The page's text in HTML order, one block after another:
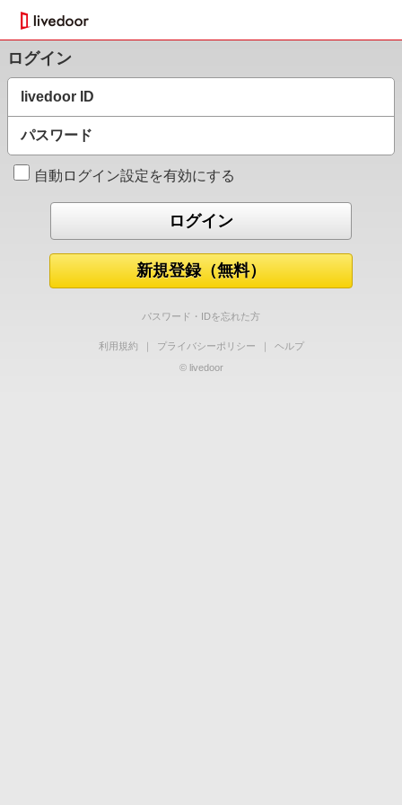
ログイン
livedoor ID
パスワード
自動ログイン設定を有効にする
新規登録（無料）
パスワード・IDを忘れた方
利用規約 ｜ プライバシーポリシー ｜
ヘルプ
© livedoor